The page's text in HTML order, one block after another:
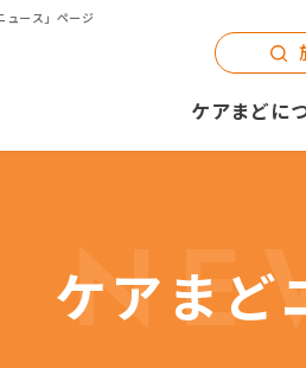
ュース」ページ
ケアまどに
ケアまど